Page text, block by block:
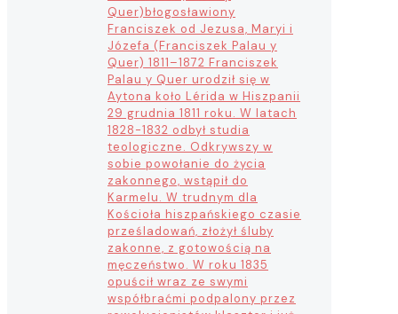
Quer)błogosławiony
Franciszek od Jezusa, Maryi i
Józefa (Franciszek Palau y
Quer) 1811–1872 Franciszek
Palau y Quer urodził się w
Aytona koło Lérida w Hiszpanii
29 grudnia 1811 roku. W latach
1828-1832 odbył studia
teologiczne. Odkrywszy w
sobie powołanie do życia
zakonnego, wstąpił do
Karmelu. W trudnym dla
Kościoła hiszpańskiego czasie
prześladowań, złożył śluby
zakonne, z gotowością na
męczeństwo. W roku 1835
opuścił wraz ze swymi
współbraćmi podpalony przez